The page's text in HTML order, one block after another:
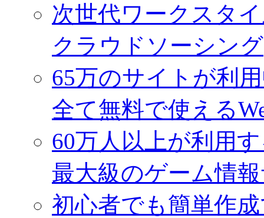
次世代ワークスタ
クラウドソーシン
65万のサイトが利
全て無料で使える
60万人以上が利用
最大級のゲーム情
初心者でも簡単作